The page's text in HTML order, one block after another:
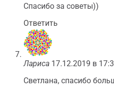
Спасибо за советы))
Ответить
Лариса 17.12.2019 в
Светлана, спасибо